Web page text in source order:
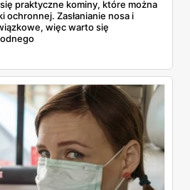
praktyczne kominy, które można
ochronnej. Zasłanianie nosa i
więc warto się